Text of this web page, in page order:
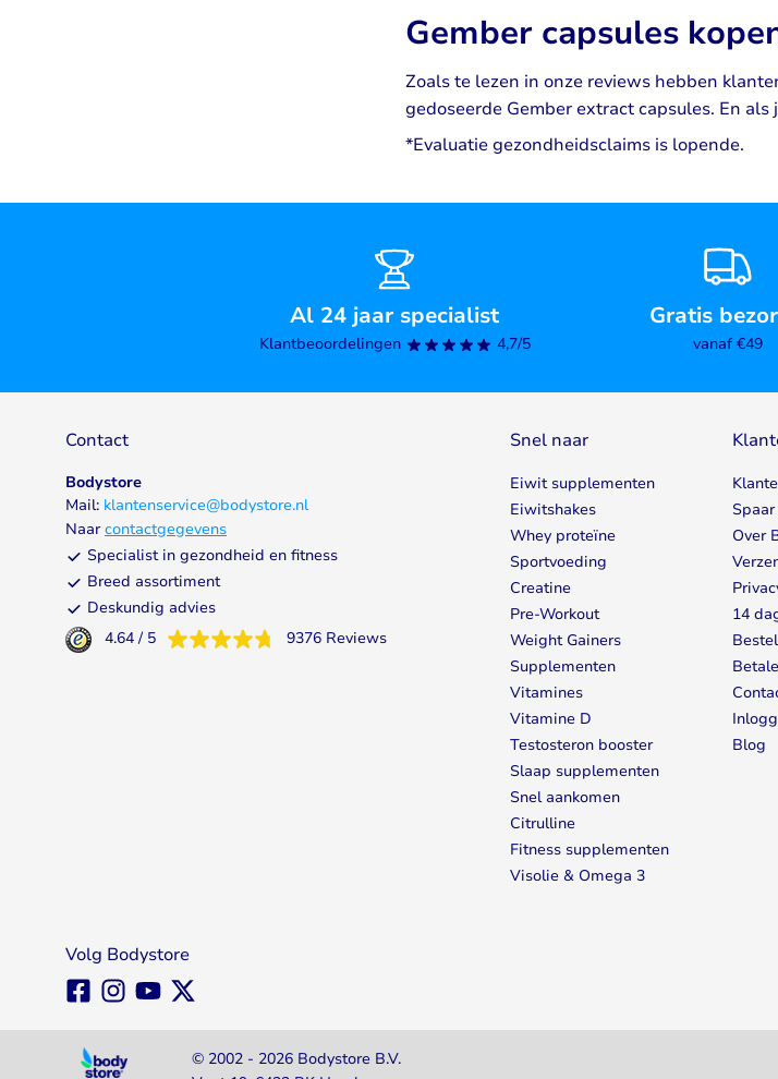
Gember capsules
Zoals te lezen in onze reviews hebben
gedoseerde Gember extract capsules. En
*Evaluatie gezondheidsclaims is lopende.
Al 24 jaar specialist
Klantbeoordelingen 4,7/5
Gratis
vanaf €49
Contact
Bodystore
Mail: klantenservice@bodystore.nl
Naarcontactgegevens
Specialist in gezondheid en fitness
Breed assortiment
Deskundig advies
4.64 / 5 9376 Reviews
Snel naar
Eiwit supplementen
Eiwitshakes
Whey proteïne
Sportvoeding
Creatine
Pre-Workout
Weight Gainers
Supplementen
Vitamines
Vitamine D
Testosteron booster
Slaap supplementen
Snel aankomen
Citrulline
Fitness supplementen
Visolie & Omega 3
Over
14
Blog
Volg Bodystore
© 2002 - 2026 Bodystore B.V.